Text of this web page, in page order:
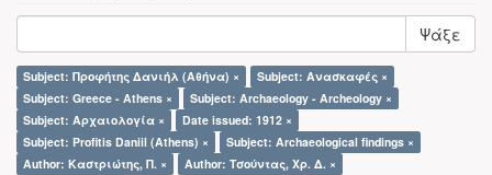
Ψάξε
Subject: Προφήτης Δανιήλ (Αθήνα) ×
Subject: Ανασκαφές ×
Subject: Greece - Athens ×
Subject: Archaeology - Archeology ×
Subject: Αρχαιολογία ×
Date issued: 1912 ×
Subject: Profitis Daniil (Athens) ×
Subject: Archaeological findings ×
Author: Καστριώτης, Π. ×
Author: Τσούντας, Χρ. Δ. ×